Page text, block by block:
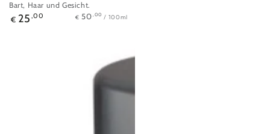
Bart, Haar und Gesicht.
Regulärer
€ 25 ,00 Stückpreis
€ 50 ,00 / pro
100ml